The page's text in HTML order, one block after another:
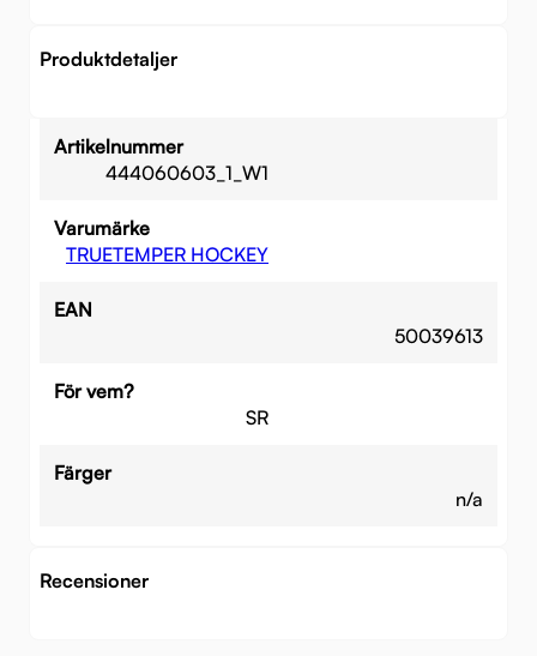
Produktdetaljer
Artikelnummer
444060603_1_W1
Varumärke
TRUETEMPER HOCKEY
EAN
50039613
För vem?
SR
Färger
n/a
Recensioner